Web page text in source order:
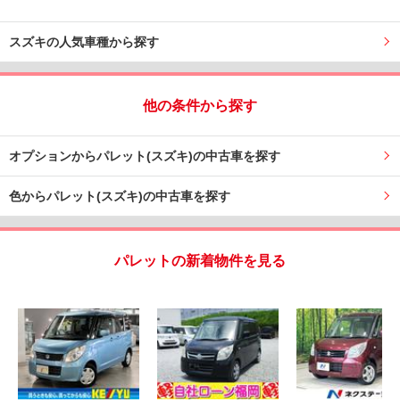
スズキの人気車種から探す
他の条件から探す
オプションからパレット(スズキ)の中古車を探す
色からパレット(スズキ)の中古車を探す
パレットの新着物件を見る